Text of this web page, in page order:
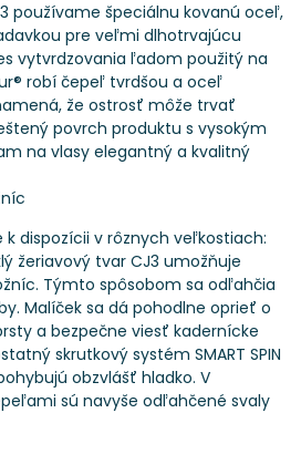
používame špeciálnu kovanú oceľ,
pre veľmi dlhotrvajúcu
vytvrdzovania ľadom použitý na
robí čepeľ tvrdšou a oceľ
že ostrosť môže trvať
povrch produktu s vysokým
na vlasy elegantný a kvalitný
dispozícii v rôznych veľkostiach:
žeriavový tvar CJ3 umožňuje
Týmto spôsobom sa odľahčia
Malíček sa dá pohodlne oprieť o
a bezpečne viesť kadernícke
skrutkový systém SMART SPIN
obzvlášť hladko. V
sú navyše odľahčené svaly